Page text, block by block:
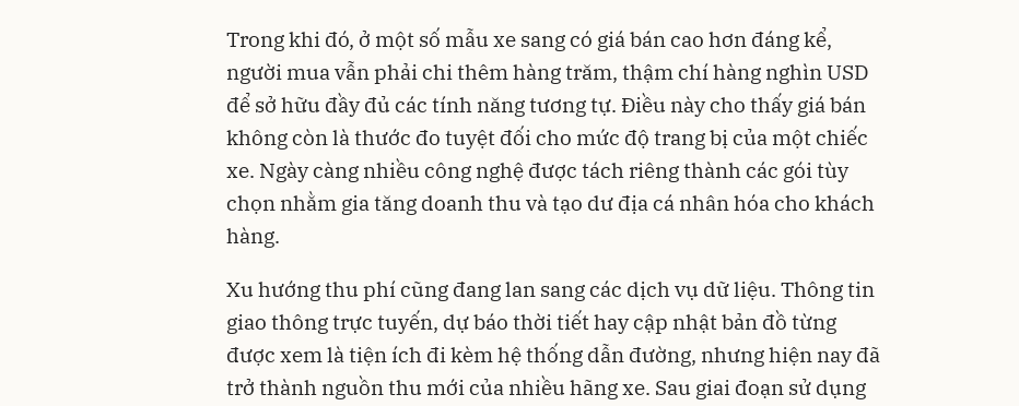
Trong khi đó, ở một số mẫu xe sang có giá bán cao hơn đáng kể,
người mua vẫn phải chi thêm hàng trăm, thậm chí hàng nghìn USD
để sở hữu đầy đủ các tính năng tương tự. Điều này cho thấy giá bán
không còn là thước đo tuyệt đối cho mức độ trang bị của một chiếc
xe. Ngày càng nhiều công nghệ được tách riêng thành các gói tùy
chọn nhằm gia tăng doanh thu và tạo dư địa cá nhân hóa cho khách
hàng.
Xu hướng thu phí cũng đang lan sang các dịch vụ dữ liệu. Thông tin
giao thông trực tuyến, dự báo thời tiết hay cập nhật bản đồ từng
được xem là tiện ích đi kèm hệ thống dẫn đường, nhưng hiện nay đã
trở thành nguồn thu mới của nhiều hãng xe. Sau giai đoạn sử dụng